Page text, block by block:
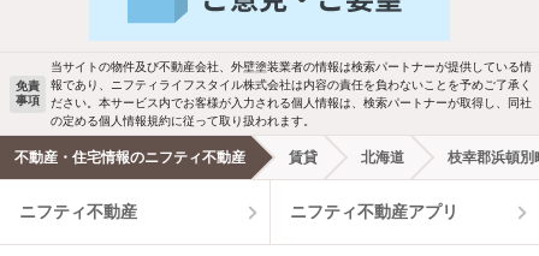
駐車場あり ペット相談
洗濯機置場あり 独立洗面台
エアコンあり 都市ガス
温水洗浄便座 オートロック
免責
事項
当サイトの物件及び不動産会社、外壁塗装業者の情報は検索パートナーが提供している情
報であり、ニフティライフスタイル株式会社は内容の責任を負わないことを予めご了承く
ださい。本サービス内でお客様が入力される個人情報は、検索パートナーが取得し、同社
の定める個人情報規約に従って取り扱われます。
不動産・住宅情報のニフティ不動産 賃貸 北海道 枝幸郡浜頓別
ニフティ不動産 ニフティ不動産アプリ